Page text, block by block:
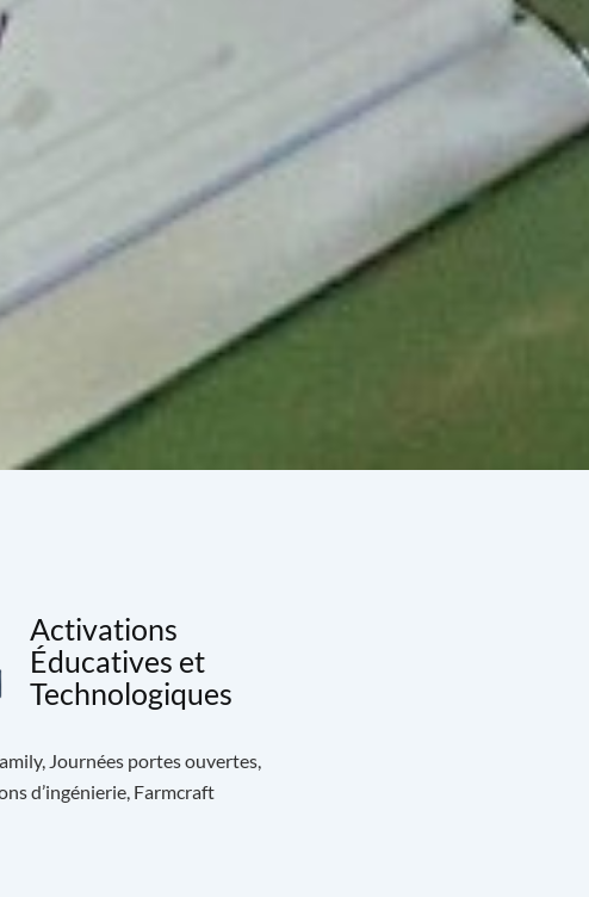
Activations
Éducatives et
Technologiques
Journées portes ouvertes,
d’ingénierie, Farmcraft